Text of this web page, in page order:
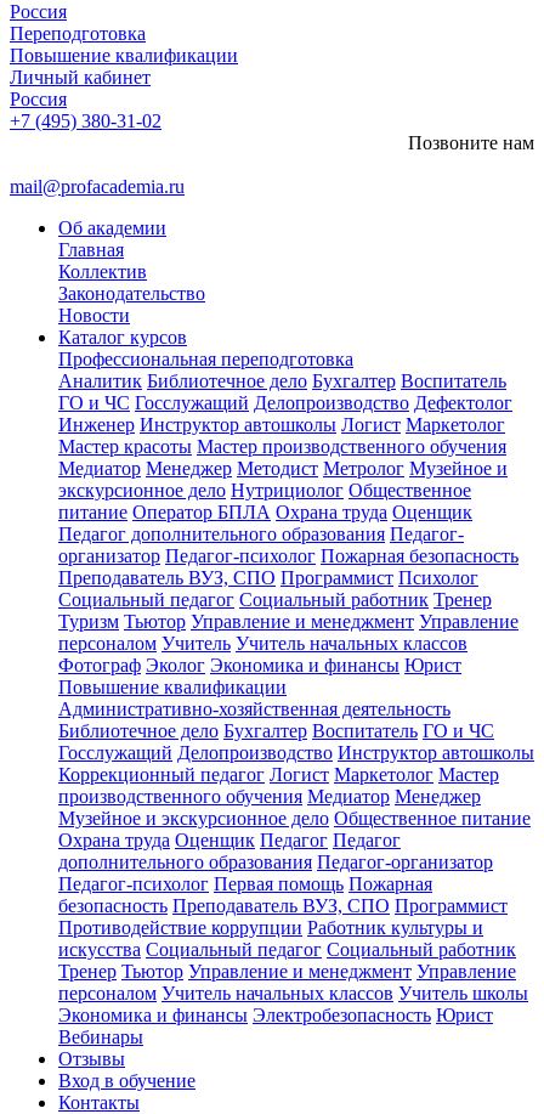
Россия
Переподготовка
Повышение квалификации
Личный кабинет
Россия
+7 (495) 380-31-02
Позвоните нам
mail@profacademia.ru
Об академии
Главная
Коллектив
Законодательство
Новости
Каталог курсов
Профессиональная переподготовка
Аналитик Библиотечное дело Бухгалтер Воспитатель
ГО и ЧС Госслужащий Делопроизводство Дефектолог
Инженер Инструктор автошколы Логист Маркетолог
Мастер красоты Мастер производственного обучения
Медиатор Менеджер Методист Метролог Музейное и
экскурсионное дело Нутрициолог Общественное
питание Оператор БПЛА Охрана труда Оценщик
Педагог дополнительного образования Педагог-
организатор Педагог-психолог Пожарная безопасность
Преподаватель ВУЗ, СПО Программист Психолог
Социальный педагог Социальный работник Тренер
Туризм Тьютор Управление и менеджмент Управление
персоналом Учитель Учитель начальных классов
Фотограф Эколог Экономика и финансы Юрист
Повышение квалификации
Административно-хозяйственная деятельность
Библиотечное дело Бухгалтер Воспитатель ГО и ЧС
Госслужащий Делопроизводство Инструктор автошколы
Коррекционный педагог Логист Маркетолог Мастер
производственного обучения Медиатор Менеджер
Музейное и экскурсионное дело Общественное питание
Охрана труда Оценщик Педагог Педагог
дополнительного образования Педагог-организатор
Педагог-психолог Первая помощь Пожарная
безопасность Преподаватель ВУЗ, СПО Программист
Противодействие коррупции Работник культуры и
искусства Социальный педагог Социальный работник
Тренер Тьютор Управление и менеджмент Управление
персоналом Учитель начальных классов Учитель школы
Экономика и финансы Электробезопасность Юрист
Вебинары
Отзывы
Вход в обучение
Контакты